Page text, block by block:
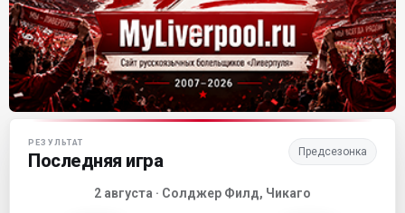
Матч-центр «Ливерпуля»
РЕЗУЛЬТАТ
Последняя игра Предсезонка
2 августа · Солджер Филд, Чикаго